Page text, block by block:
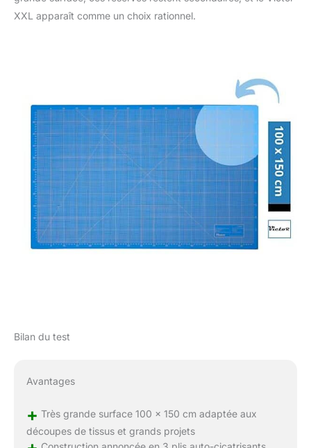
XXL apparaît comme un choix rationnel.
Bilan du test
Avantages
+ Très grande surface 100 x 150 cm adaptée aux
découpes de tissus et grands projets